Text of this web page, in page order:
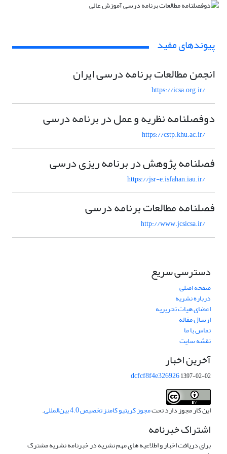
پیوندهای مفید
انجمن مطالعات برنامه درسی ایران
https://icsa.org.ir/
دوفصلنامه نظریه و عمل در برنامه درسی
https://cstp.khu.ac.ir/
فصلنامه پژوهش در برنامه ریزی درسی
https://jsr-e.isfahan.iau.ir/
فصلنامه مطالعات برنامه درسی
http://www.jcsicsa.ir/
دسترسی سریع
صفحه اصلی
درباره نشریه
اعضای هیات تحریریه
ارسال مقاله
تماس با ما
نقشه سایت
آخرین اخبار
dcfcf8f4e3269261397-02-02
این کار مجوز دارد تحتمجوز کریتیو کامنز تخصیص 4.0 بین‌المللی .
اشتراک خبرنامه
برای دریافت اخبار و اطلاعیه های مهم نشریه در خبرنامه نشریه مشترک